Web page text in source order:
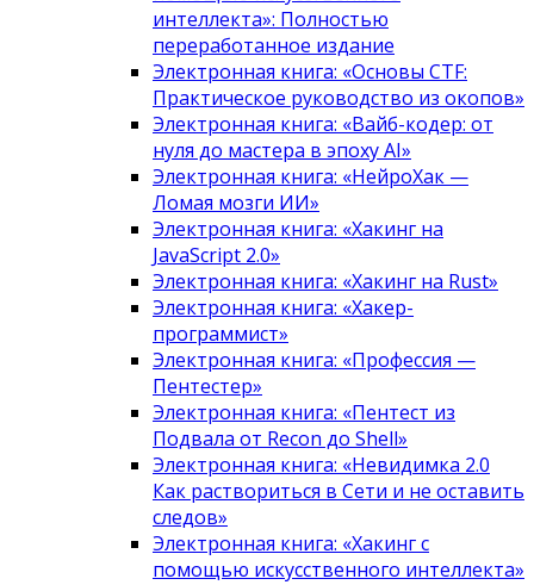
интеллекта»: Полностью
переработанное издание
Электронная книга: «Основы CTF:
Практическое руководство из окопов»
Электронная книга: «Вайб-кодер: от
нуля до мастера в эпоху AI»
Электронная книга: «НейроХак —
Ломая мозги ИИ»
Электронная книга: «Хакинг на
JavaScript 2.0»
Электронная книга: «Хакинг на Rust»
Электронная книга: «Хакер-
программист»
Электронная книга: «Профессия —
Пентестер»
Электронная книга: «Пентест из
Подвала от Recon до Shell»
Электронная книга: «Невидимка 2.0
Как раствориться в Сети и не оставить
следов»
Электронная книга: «Хакинг с
помощью искусственного интеллекта»